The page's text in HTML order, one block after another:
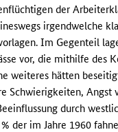
der
irgendwelche
Im Gegenteil
vor, die mithilfe des
weiteres hätten
Schwierigkeiten, Angst
durch
der im Jahre 1960